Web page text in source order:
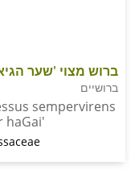
'שער הגיא'
Cupressus
'Shaar haGai'
Cupressaceae